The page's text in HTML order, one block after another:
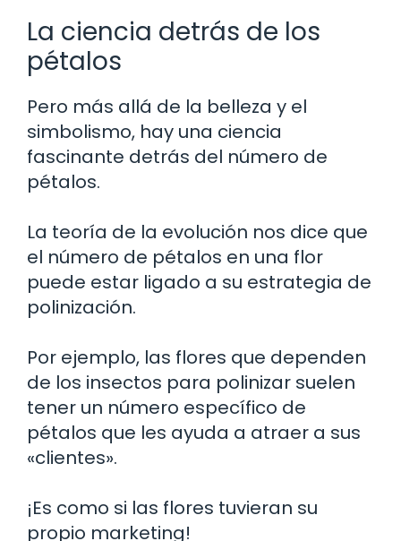
La ciencia detrás de los
pétalos
Pero más allá de la belleza y el
simbolismo, hay una ciencia
fascinante detrás del número de
pétalos.
La teoría de la evolución nos dice que
el número de pétalos en una flor
puede estar ligado a su estrategia de
polinización.
Por ejemplo, las flores que dependen
de los insectos para polinizar suelen
tener un número específico de
pétalos que les ayuda a atraer a sus
«clientes».
¡Es como si las flores tuvieran su
propio marketing!